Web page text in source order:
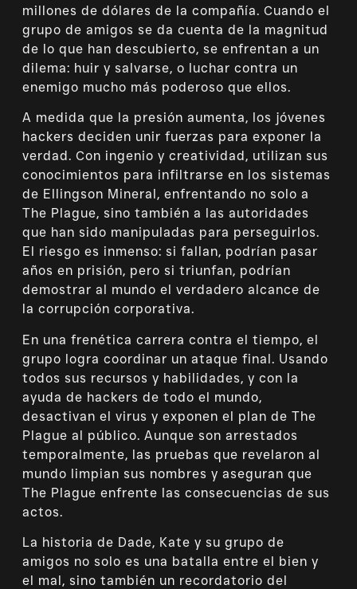
millones de dólares de la compañía. Cuando el
grupo de amigos se da cuenta de la magnitud
de lo que han descubierto, se enfrentan a un
dilema: huir y salvarse, o luchar contra un
enemigo mucho más poderoso que ellos.
A medida que la presión aumenta, los jóvenes
hackers deciden unir fuerzas para exponer la
verdad. Con ingenio y creatividad, utilizan sus
conocimientos para infiltrarse en los sistemas
de Ellingson Mineral, enfrentando no solo a
The Plague, sino también a las autoridades
que han sido manipuladas para perseguirlos.
El riesgo es inmenso: si fallan, podrían pasar
años en prisión, pero si triunfan, podrían
demostrar al mundo el verdadero alcance de
la corrupción corporativa.
En una frenética carrera contra el tiempo, el
grupo logra coordinar un ataque final. Usando
todos sus recursos y habilidades, y con la
ayuda de hackers de todo el mundo,
desactivan el virus y exponen el plan de The
Plague al público. Aunque son arrestados
temporalmente, las pruebas que revelaron al
mundo limpian sus nombres y aseguran que
The Plague enfrente las consecuencias de sus
actos.
La historia de Dade, Kate y su grupo de
amigos no solo es una batalla entre el bien y
el mal, sino también un recordatorio del